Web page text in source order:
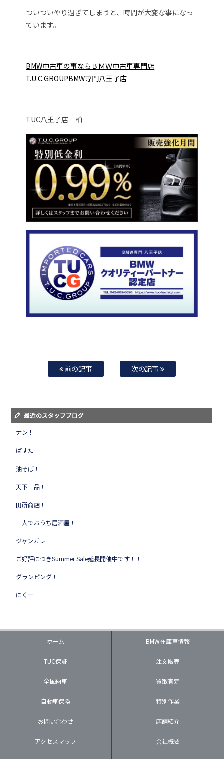
ついついやり過ぎてしまうと、時間が大変な事になっ
ています。
BMW中古車の事ならＢＭＷ中古車専門店
T.U.C.GROUPBMW専門八王子店
TUC八王子店 柏
前の記事 次の記事
最近のスタッフブログ
ナン！
ぱすた
油そば！
天下一品！
田所商店！
一人でおうち居酒屋！
ジャンガレ
ご好評につきSummer Sale延長開催中です！！
グランピング！
にくー
ホーム BMW在庫車情報
TUC保証 注文販売
全国納車 買取査定
自動車保険 特別作業
お問い合わせ 店舗紹介
アクセスマップ 会社概要